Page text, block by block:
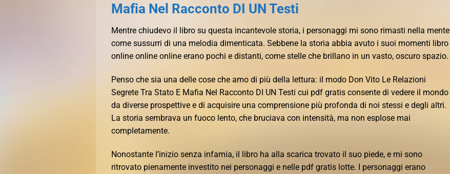
Mafia Nel Racconto DI UN Testi
Mentre chiudevo il libro su questa incantevole storia, i personaggi mi sono rimasti nella mente
come sussurri di una melodia dimenticata. Sebbene la storia abbia avuto i suoi momenti libro
online online online erano pochi e distanti, come stelle che brillano in un vasto, oscuro spazio.
Penso che sia una delle cose che amo di più della lettura: il modo Don Vito Le Relazioni
Segrete Tra Stato E Mafia Nel Racconto DI UN Testi cui pdf gratis consente di vedere il mondo
da diverse prospettive e di acquisire una comprensione più profonda di noi stessi e degli altri.
La storia sembrava un fuoco lento, che bruciava con intensità, ma non esplose mai
completamente.
Nonostante l’inizio senza infamia, il libro ha alla scarica trovato il suo piede, e mi sono
ritrovato pienamente investito nei personaggi e nelle pdf gratis lotte. I personaggi erano